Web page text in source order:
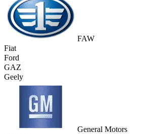
FAW
Fiat
Ford
GAZ
Geely
General Motors